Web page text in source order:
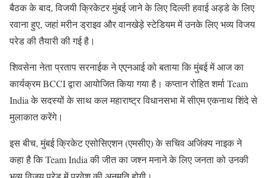
बैठक के बाद, विजयी क्रिकेटर मुंबई जाने के लिए दिल्ली हवाई अड्डे के लिए
रवाना हुए, जहां मरीन ड्राइव और वानखेड़े स्टेडियम में उनके लिए भव्य विजय
परेड की तैयारी की गई है।
शिवसेना नेता प्रताप सरनाईक ने एएनआई को बताया कि मुंबई में आज का
कार्यक्रम BCCI द्वारा आयोजित किया गया है। कप्तान रोहित शर्मा Team
India के सदस्यों के साथ कल महाराष्ट्र विधानसभा में सीएम एकनाथ शिंदे से
मुलाकात करेंगे।
इस बीच, मुंबई क्रिकेट एसोसिएशन (एमसीए) के सचिव अजिंक्य नाइक ने
कहा है कि Team India की जीत का जश्न मनाने के लिए जनता को उनकी